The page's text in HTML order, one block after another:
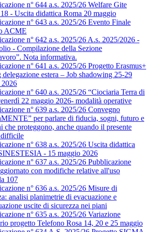
n° 644 a.s. 2025/26 Welfare Gite
- Uscita didattica Roma 20 maggio
n° 643 a.s. 2025/26 Evento Finale
ACME
n° 642 a.s. 2025/26 A.s. 2025/2026 -
- Compilazione della Sezione
Nota informativa.
n° 641 a.s. 2025/26 Progetto Erasmus+
delegazione estera – Job shadowing 25-29
n° 640 a.s. 2025/26 “Ciociaria Terra di
22 maggio 2026- modalità operative
n° 639 a.s. 2025/26 Convegno
per parlare di fiducia, sogni, futuro e
che proteggono, anche quando il presente
difficile
n° 638 a.s. 2025/26 Uscita didattica
- 15 maggio 2026
n° 637 a.s. 2025/26 Pubblicazione
con modifiche relative all'uso
107
n° 636 a.s. 2025/26 Misure di
analisi planimetrie di evacuazione e
uscite di sicurezza nei piani
n° 635 a.s. 2025/26 Variazione
progetto Telefono Rosa 14, 20 e 25 maggio